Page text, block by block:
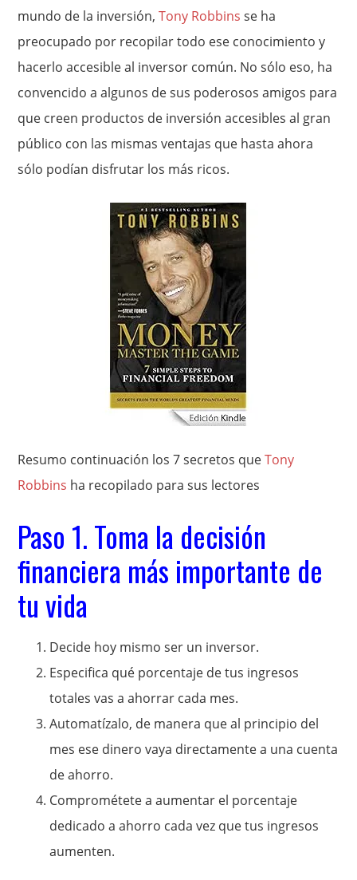
mundo de la inversión,Tony Robbins se ha
preocupado por recopilar todo ese conocimiento y
hacerlo accesible al inversor común. No sólo eso, ha
convencido a algunos de sus poderosos amigos para
que creen productos de inversión accesibles al gran
público con las mismas ventajas que hasta ahora
sólo podían disfrutar los más ricos.
Resumo continuación los 7 secretos queTony
Robbins ha recopilado para sus lectores
Paso 1. Toma la decisión
financiera más importante de
tu vida
Decide hoy mismo ser un inversor.
Especifica qué porcentaje de tus ingresos
totales vas a ahorrar cada mes.
Automatízalo, de manera que al principio del
mes ese dinero vaya directamente a una cuenta
de ahorro.
Comprométete a aumentar el porcentaje
dedicado a ahorro cada vez que tus ingresos
aumenten.